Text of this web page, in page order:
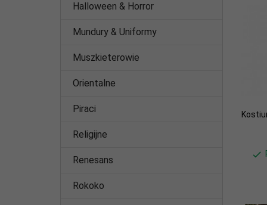
Halloween & Horror
Mundury & Uniformy
Muszkieterowie
Orientalne
Piraci
Religijne
Renesans
Rokoko